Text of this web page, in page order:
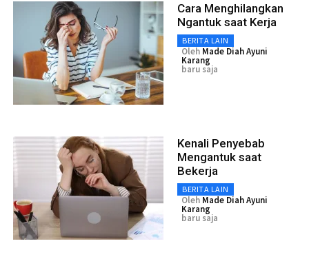
Cara Menghilangkan
Ngantuk saat Kerja
BERITA LAIN
Oleh Made Diah Ayuni
Karang
baru saja
Kenali Penyebab
Mengantuk saat
Bekerja
BERITA LAIN
Oleh Made Diah Ayuni
Karang
baru saja